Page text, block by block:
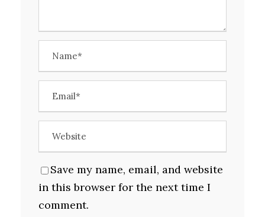
Save my name, email, and website
in this browser for the next time I
comment.